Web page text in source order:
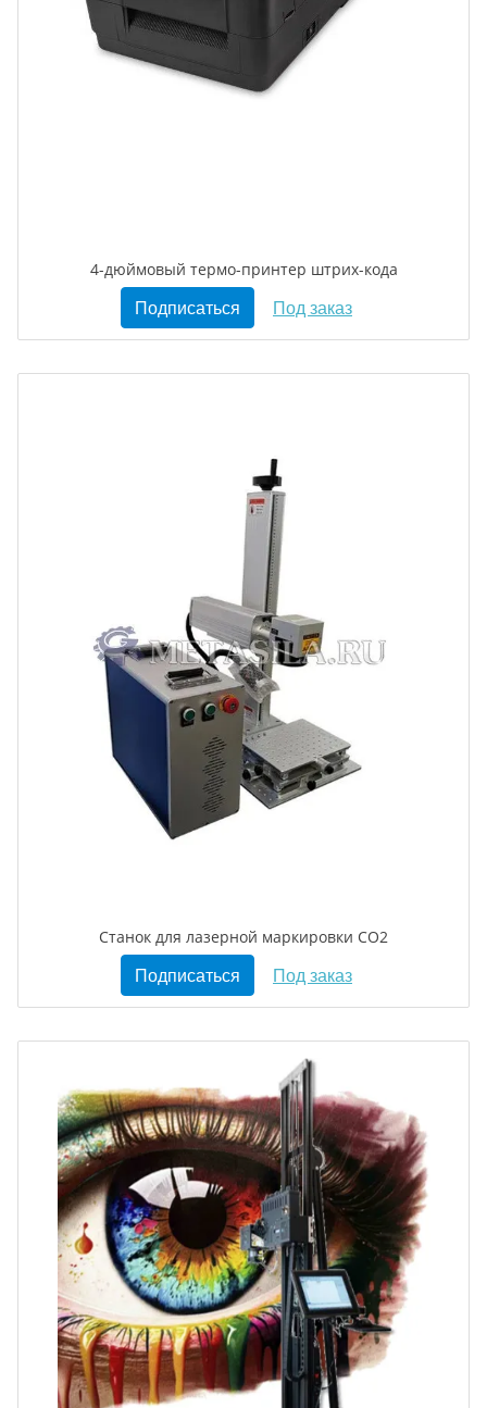
4-дюймовый термо-принтер штрих-кода
Подписаться Под заказ
Станок для лазерной маркировки CO2
Подписаться Под заказ